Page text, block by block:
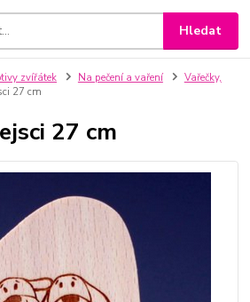
Hledat
zvířátek Na pečení a vaření
Vařečky,
27 cm
27 cm